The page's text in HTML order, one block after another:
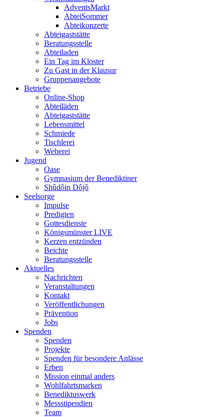
AdventsMarkt
AbteiSommer
Abteikonzerte
Abteigaststätte
Beratungsstelle
Abteiladen
Ein Tag im Kloster
Zu Gast in der Klausur
Gruppenangebote
Betriebe
Online-Shop
Abteiläden
Abteigaststätte
Lebensmittel
Schmiede
Tischlerei
Weberei
Jugend
Oase
Gymnasium der Benediktiner
Shûdôin Dôjô
Seelsorge
Impulse
Predigten
Gottesdienste
Königsmünster LIVE
Kerzen entzünden
Beichte
Beratungsstelle
Aktuelles
Nachrichten
Veranstaltungen
Kontakt
Veröffentlichungen
Prävention
Jobs
Spenden
Spenden
Projekte
Spenden für besondere Anlässe
Erben
Mission einmal anders
Wohlfahrtsmarken
Benediktuswerk
Messstipendien
Team